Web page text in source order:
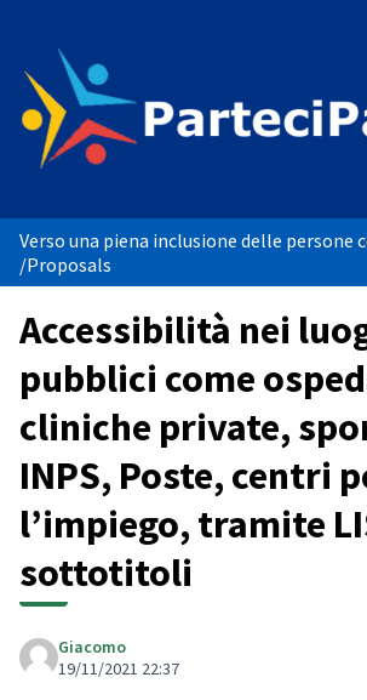
Verso una piena inclusione delle persone
/Proposals
Accessibilità nei
pubblici come
cliniche private,
INPS, Poste, centri
l’impiego, tramite
sottotitoli
Giacomo
19/11/2021 22:37